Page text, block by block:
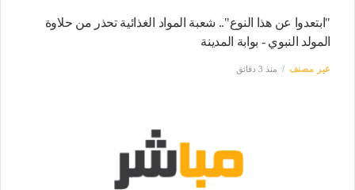
"ابتعدوا عن هذا النوع".. شعبة المواد الغذائية تحذر من حلاوة
المولد النبوي - بوابة المدينة
غير مصنف منذ 3 دقائق